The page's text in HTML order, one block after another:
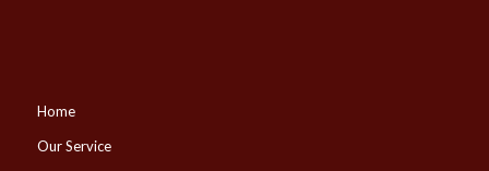
Home
Our Service